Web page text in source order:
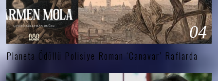
04
Planeta Ödüllü Polisiye Roman ‘Canavar’ Raflarda